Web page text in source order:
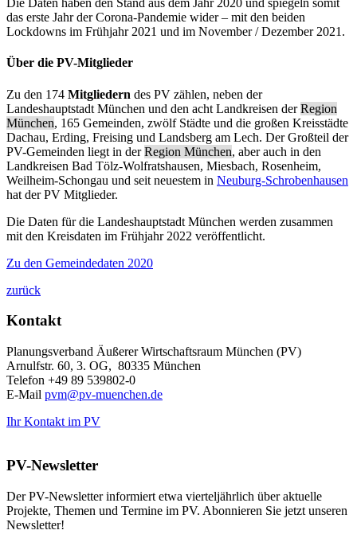
Die Daten haben den Stand aus dem Jahr 2020 und spiegeln somit
das erste Jahr der Corona-Pandemie wider – mit den beiden
Lockdowns im Frühjahr 2021 und im November / Dezember 2021.
Über die PV-Mitglieder
Zu den 174 Mitgliedern des PV zählen, neben der
Landeshauptstadt München und den acht Landkreisen derRegion
München, 165 Gemeinden, zwölf Städte und die großen Kreisstädte
Dachau, Erding, Freising und Landsberg am Lech. Der Großteil der
PV-Gemeinden liegt in derRegion München, aber auch in den
Landkreisen Bad Tölz-Wolfratshausen, Miesbach, Rosenheim,
Weilheim-Schongau und seit neuestem in Neuburg-Schrobenhausen
hat der PV Mitglieder.
Die Daten für die Landeshauptstadt München werden zusammen
mit den Kreisdaten im Frühjahr 2022 veröffentlicht.
Zu den Gemeindedaten 2020
zurück
Kontakt
Planungsverband Äußerer Wirtschaftsraum München (PV)
Arnulfstr. 60, 3. OG, 80335 München
Telefon +49 89 539802-0
E-Mail pvm@pv-muenchen.de
Ihr Kontakt im PV
PV-Newsletter
Der PV-Newsletter informiert etwa vierteljährlich über aktuelle
Projekte, Themen und Termine im PV. Abonnieren Sie jetzt unseren
Newsletter!